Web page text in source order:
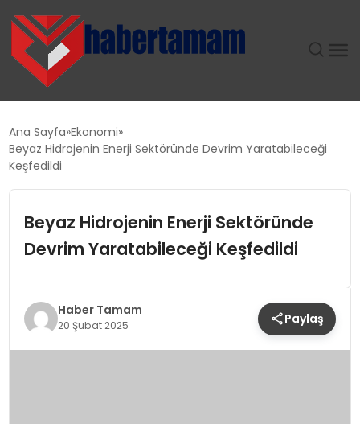
TEKNOLOJI
SAĞLIK
MAGAZIN
Ana Sayfa Ekonomi
Beyaz Hidrojenin Enerji Sektöründe Devrim Yaratabileceği
Keşfedildi
Beyaz Hidrojenin Enerji Sektöründe
Devrim Yaratabileceği Keşfedildi
Haber Tamam
20 Şubat 2025 Paylaş